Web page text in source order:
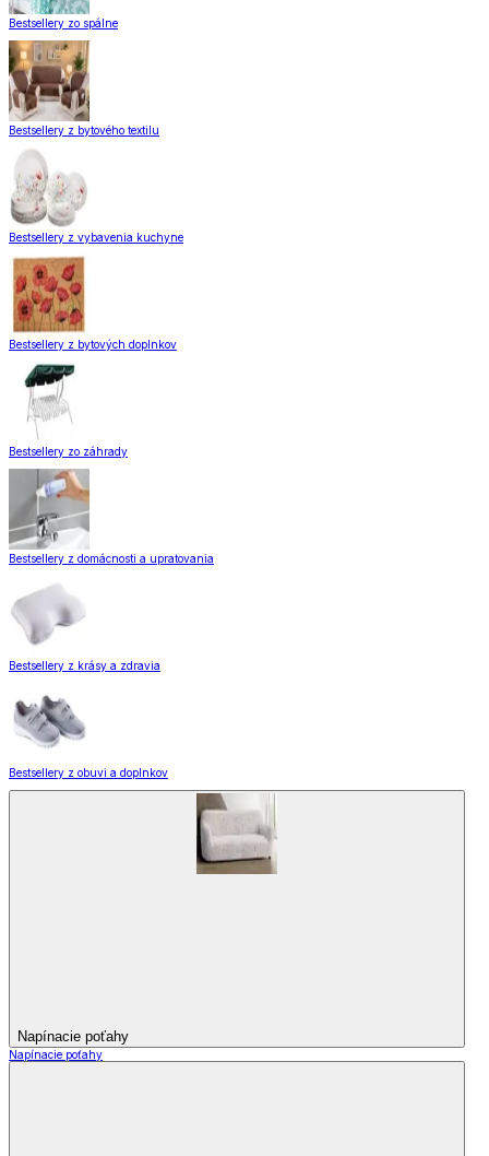
Bestsellery zo spálne
Bestsellery z bytového textilu
Bestsellery z vybavenia kuchyne
Bestsellery z bytových doplnkov
Bestsellery zo záhrady
Bestsellery z domácnosti a upratovania
Bestsellery z krásy a zdravia
Bestsellery z obuvi a doplnkov
Napínacie poťahy
Napínacie poťahy